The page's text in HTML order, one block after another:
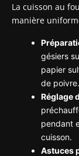
La cuisson au
manière
gésiers
papier
de poivre.
Réglage
pendant
cuisson.
Astuces